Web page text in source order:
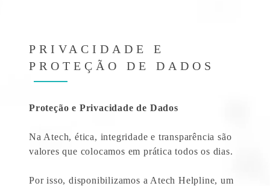
PRIVACIDADE E
PROTEÇÃO DE DADOS
Proteção e Privacidade de Dados
Na Atech, ética, integridade e transparência são
valores que colocamos em prática todos os dias.
Por isso, disponibilizamos a Atech Helpline, um